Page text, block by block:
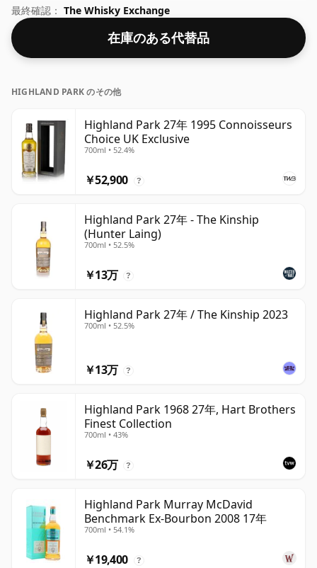
滴加えて、テクスチャーを強化し、スピリットを開くこと
ができます。
最終確認： The Whisky Exchange
在庫のある代替品
HIGHLAND PARK のその他
Highland Park 27年 1995 Connoisseurs
Choice UK Exclusive
700ml • 52.4%
￥52,900 ?
Highland Park 27年 - The Kinship
(Hunter Laing)
700ml • 52.5%
￥13万 ?
Highland Park 27年 / The Kinship 2023
700ml • 52.5%
￥13万 ?
Highland Park 1968 27年, Hart Brothers
Finest Collection
700ml • 43%
￥26万 ?
Highland Park Murray McDavid
Benchmark Ex-Bourbon 2008 17年
700ml • 54.1%
￥19,400 ?